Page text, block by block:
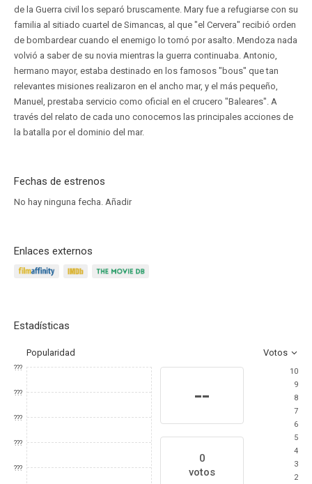
de la Guerra civil los separó bruscamente. Mary fue a refugiarse con su
familia al sitiado cuartel de Simancas, al que "el Cervera" recibió orden
de bombardear cuando el enemigo lo tomó por asalto. Mendoza nada
volvió a saber de su novia mientras la guerra continuaba. Antonio,
hermano mayor, estaba destinado en los famosos "bous" que tan
relevantes misiones realizaron en el ancho mar, y el más pequeño,
Manuel, prestaba servicio como oficial en el crucero "Baleares". A
través del relato de cada uno conocemos las principales acciones de
la batalla por el dominio del mar.
Fechas de estrenos
No hay ninguna fecha. Añadir
Enlaces externos
Estadísticas
Popularidad Votos
???
???
???
???
???
--
0
votos
10
9
8
7
6
5
4
3
2